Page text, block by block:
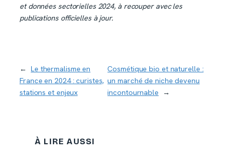
et données sectorielles 2024, à recouper avec les
publications officielles à jour.
← Le thermalisme en
France en 2024 : curistes,
stations et enjeux
Cosmétique bio et naturelle :
un marché de niche devenu
incontournable
→
À LIRE AUSSI